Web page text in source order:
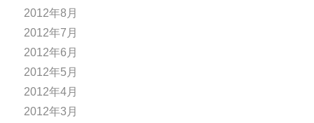
2012年8月
2012年7月
2012年6月
2012年5月
2012年4月
2012年3月